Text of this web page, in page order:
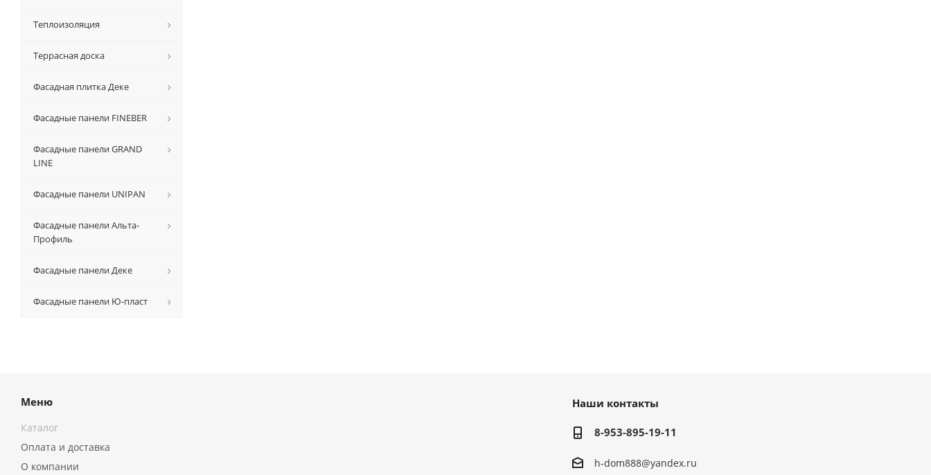
Теплоизоляция
Террасная доска
Фасадная плитка Деке
Фасадные панели FINEBER
Фасадные панели GRAND
LINE
Фасадные панели UNIPAN
Фасадные панели Альта-
Профиль
Фасадные панели Деке
Фасадные панели Ю-пласт
Меню
Каталог
Оплата и доставка
О компании
Наши контакты
8-953-895-19-11
h-dom888@yandex.ru